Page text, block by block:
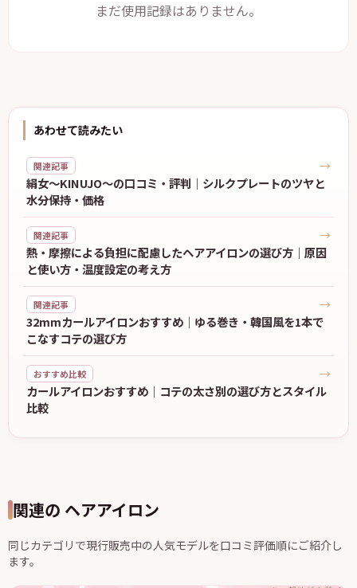
まだ使用記録はありません。
あわせて読みたい
関連記事
絹女〜KINUJO〜の口コミ・評判｜シルクプレートのツヤと
水分保持・価格
→
関連記事
熱・摩擦による負担に配慮したヘアアイロンの選び方｜原因
と使い方・温度設定の考え方
→
関連記事
32mmカールアイロンおすすめ｜ゆる巻き・韓国風を1本で
こなすコテの選び方
→
おすすめ比較
カールアイロンおすすめ｜コテの太さ別の選び方とスタイル
比較
→
関連の ヘアアイロン
同じカテゴリで現行販売中の人気モデルを口コミ評価順にご紹介し
ます。